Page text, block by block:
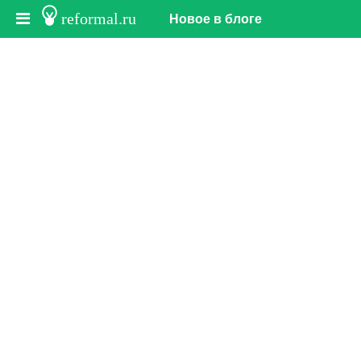
reformal.ru Новое в блоге